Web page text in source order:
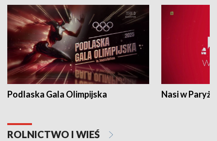
Podlaska Gala Olimpijska Nasi w Paryżu
ROLNICTWO I WIEŚ